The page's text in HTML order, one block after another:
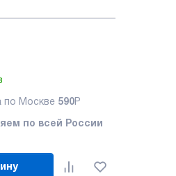
по Москве 590Р
по всей России